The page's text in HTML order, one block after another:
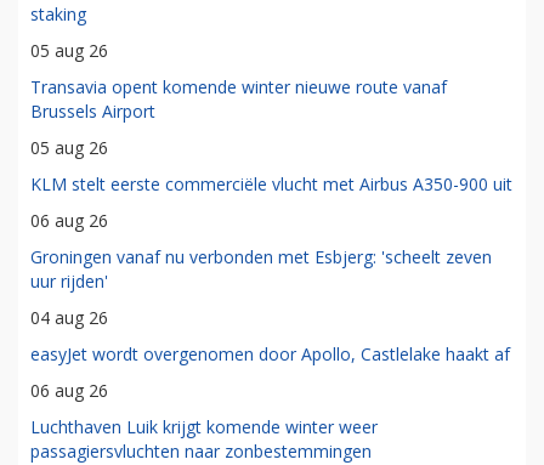
staking
05 aug 26
Transavia opent komende winter nieuwe route vanaf
Brussels Airport
05 aug 26
KLM stelt eerste commerciële vlucht met Airbus A350-900 uit
06 aug 26
Groningen vanaf nu verbonden met Esbjerg: 'scheelt zeven
uur rijden'
04 aug 26
easyJet wordt overgenomen door Apollo, Castlelake haakt af
06 aug 26
Luchthaven Luik krijgt komende winter weer
passagiersvluchten naar zonbestemmingen